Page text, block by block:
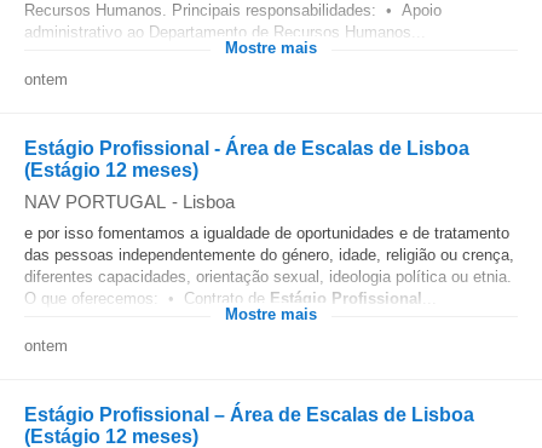
Recursos Humanos. Principais responsabilidades: • Apoio
administrativo ao Departamento de Recursos Humanos...
Mostre mais
ontem
Estágio Profissional - Área de Escalas de Lisboa
(Estágio 12 meses)
NAV PORTUGAL - Lisboa
e por isso fomentamos a igualdade de oportunidades e de tratamento
das pessoas independentemente do género, idade, religião ou crença,
diferentes capacidades, orientação sexual, ideologia política ou etnia.
O que oferecemos: • Contrato de Estágio Profissional
Mostre mais
ontem
Estágio Profissional – Área de Escalas de Lisboa
(Estágio 12 meses)